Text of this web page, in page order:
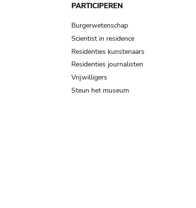
PARTICIPEREN
Burgerwetenschap
Scientist in residence
Residenties kunstenaars
Residenties journalisten
Vrijwilligers
Steun het museum